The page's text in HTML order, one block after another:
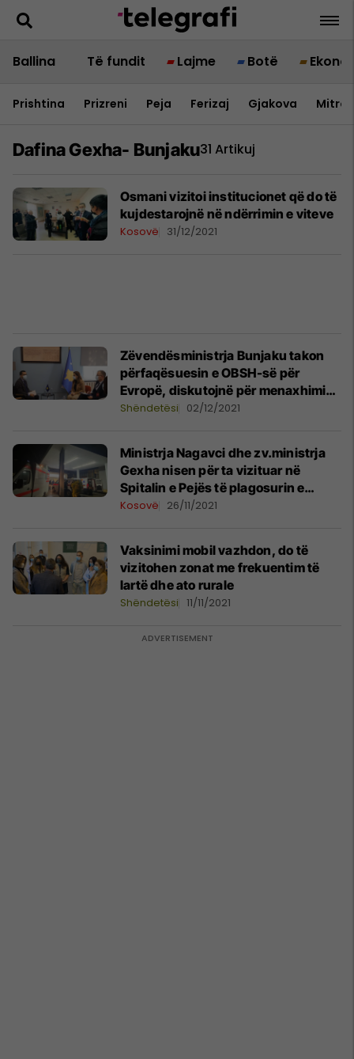
Ballina Të fundit Lajme Botë
Prishtina Prizreni Peja Ferizaj Gjakova
Dafina Gexha- Bunjaku31 Artikuj
Osmani vizitoi institucionet që do të
kujdestarojnë në ndërrimin e viteve
Kosovë 31/12/2021
​Zëvendësministrja Bunjaku takon
përfaqësuesin e OBSH-së për
Evropë, diskutojnë për menaxhimin
e pandemisë në Kosovë
Shëndetësi 02/12/2021
Ministrja Nagavci dhe zv.ministrja
Gexha nisen për ta vizituar në
Spitalin e Pejës të plagosurin e
sulmit në Gllogjan
Kosovë 26/11/2021
Vaksinimi mobil vazhdon, do të
vizitohen zonat me frekuentim të
lartë dhe ato rurale
Shëndetësi 11/11/2021